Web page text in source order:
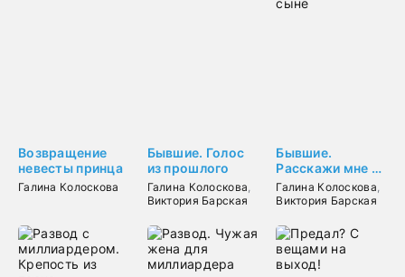
Возвращение
невесты принца
Галина Колоскова
Бывшие. Голос
из прошлого
Галина Колоскова
Виктория Барская
Бывшие.
Расскажи мне о
сыне
Галина Колоскова
Виктория Барская